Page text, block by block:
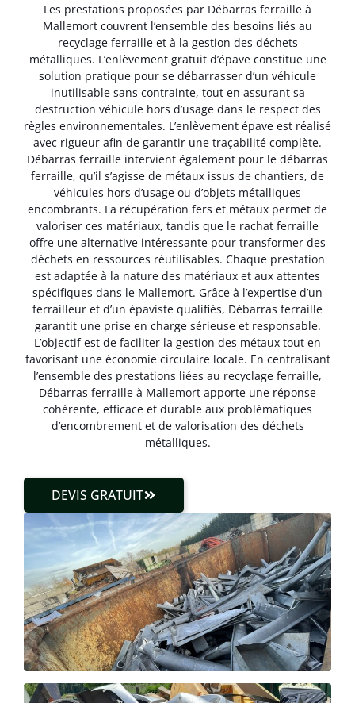
Les prestations proposées par Débarras ferraille à
Mallemort couvrent l’ensemble des besoins liés au
recyclage ferraille et à la gestion des déchets
métalliques. L’enlèvement gratuit d’épave constitue une
solution pratique pour se débarrasser d’un véhicule
inutilisable sans contrainte, tout en assurant sa
destruction véhicule hors d’usage dans le respect des
règles environnementales. L’enlèvement épave est réalisé
avec rigueur afin de garantir une traçabilité complète.
Débarras ferraille intervient également pour le débarras
ferraille, qu’il s’agisse de métaux issus de chantiers, de
véhicules hors d’usage ou d’objets métalliques
encombrants. La récupération fers et métaux permet de
valoriser ces matériaux, tandis que le rachat ferraille
offre une alternative intéressante pour transformer des
déchets en ressources réutilisables. Chaque prestation
est adaptée à la nature des matériaux et aux attentes
spécifiques dans le Mallemort. Grâce à l’expertise d’un
ferrailleur et d’un épaviste qualifiés, Débarras ferraille
garantit une prise en charge sérieuse et responsable.
L’objectif est de faciliter la gestion des métaux tout en
favorisant une économie circulaire locale. En centralisant
l’ensemble des prestations liées au recyclage ferraille,
Débarras ferraille à Mallemort apporte une réponse
cohérente, efficace et durable aux problématiques
d’encombrement et de valorisation des déchets
métalliques.
DEVIS GRATUIT